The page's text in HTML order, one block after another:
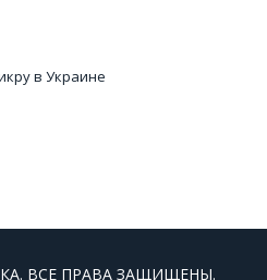
в Украине
ВСЕ ПРАВА ЗАЩИЩЕНЫ.